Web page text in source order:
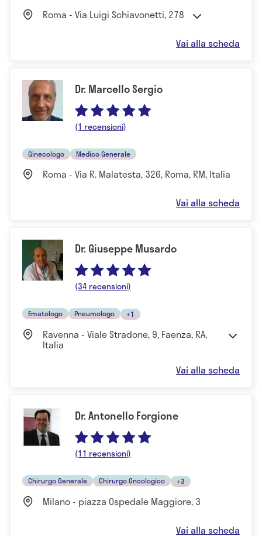
Roma - Via Luigi Schiavonetti, 278
Vai alla scheda
Dr. Marcello Sergio
(1 recensioni)
Ginecologo Medico Generale
Roma - Via R. Malatesta, 326, Roma, RM, Italia
Vai alla scheda
Dr. Giuseppe Musardo
(34 recensioni)
Ematologo Pneumologo +1
Ravenna - Viale Stradone, 9, Faenza, RA,
Italia
Vai alla scheda
Dr. Antonello Forgione
(11 recensioni)
Chirurgo Generale Chirurgo Oncologico +3
Milano - piazza Ospedale Maggiore, 3
Vai alla scheda